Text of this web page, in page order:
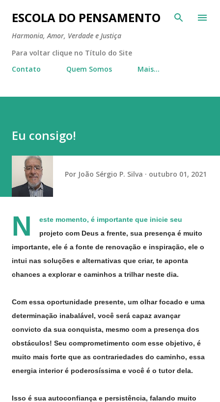
Pular para o conteúdo principal
ESCOLA DO PENSAMENTO
Harmonia, Amor, Verdade e Justiça
Para voltar clique no Título do Site
Contato
Quem Somos Mais…
Eu consigo!
Por João Sérgio P. Silva outubro 01, 2021
N
este momento, é importante que inicie seu
projeto com Deus a frente, sua presença é muito
importante, ele é a fonte de renovação e inspiração, ele o
intui nas soluções e alternativas que criar, te aponta
chances a explorar e caminhos a trilhar neste dia.
Com essa oportunidade presente, um olhar focado e uma
determinação inabalável, você será capaz avançar
convicto da sua conquista, mesmo com a presença dos
obstáculos! Seu comprometimento com esse objetivo, é
muito mais forte que as contrariedades do caminho, essa
energia interior é poderosíssima e você é o tutor dela.
Isso é sua autoconfiança e persistência, falando muito